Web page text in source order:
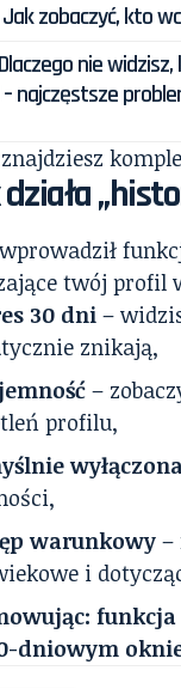
zobaczyć, kto
nie
najczęstsze
działa
twój profil
30 dni –
znikają,
–
profilu,
warunkowy –
i
dniowym